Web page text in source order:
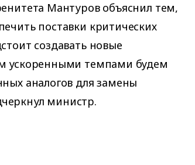
Мантуров объяснил тем,
поставки критических
создавать новые
ускоренными темпами будем
аналогов для замены
министр.